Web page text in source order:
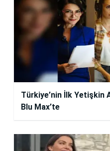
Türkiye’nin İlk Yetişkin
Blu Max’te